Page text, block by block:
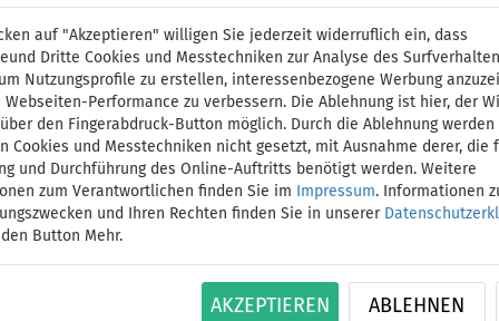
auf "Akzeptieren" willigen Sie jederzeit widerruflich ein, dass
Dritte Cookies und Messtechniken zur Analyse des
Nutzungsprofile zu erstellen, interessenbezogene Werbung
Webseiten-Performance zu verbessern. Die Ablehnung ist hier, der
den Fingerabdruck-Button möglich. Durch die Ablehnung werden
Cookies und Messtechniken nicht gesetzt, mit Ausnahme derer, die
und Durchführung des Online-Auftritts benötigt werden. Weitere
zum Verantwortlichen finden Sie im
Impressum. Informationen
und Ihren Rechten finden Sie in unserer
Button Mehr.
AKZEPTIEREN ABLEHNEN
Boards
SUP AQUA MARINA
2026 - aufblasbares
Variante: Kanu-Set
PADDEL
140 kg
KAJAK SITZ
VERSAND